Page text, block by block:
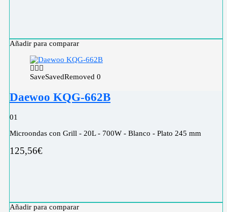
Añadir para comparar
SaveSavedRemoved 0
Daewoo KQG-662B
01
Microondas con Grill - 20L - 700W - Blanco - Plato 245 mm
125,56€
Añadir para comparar